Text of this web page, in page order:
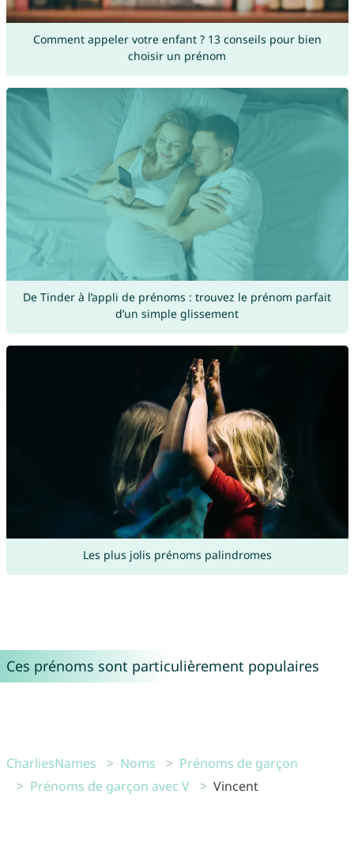
Comment appeler votre enfant ? 13 conseils pour bien
choisir un prénom
De Tinder à l’appli de prénoms : trouvez le prénom parfait
d’un simple glissement
Les plus jolis prénoms palindromes
Ces prénoms sont particulièrement populaires
CharliesNames Noms
Prénoms de garçon
Prénoms de garçon avec V
Vincent